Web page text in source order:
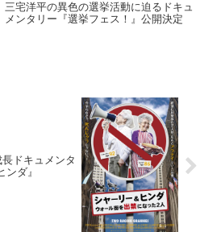
三宅洋平の異色の選挙活動に迫るドキュ
メンタリー『選挙フェス！』公開決定
ドキュメンタ
ダ』